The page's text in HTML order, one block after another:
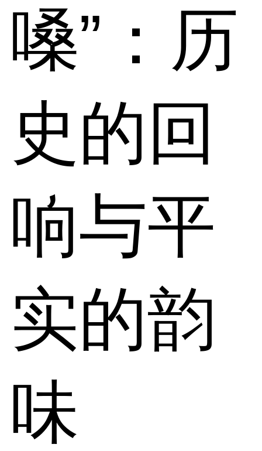
嗓”：历
史的回
响与平
实的韵
味